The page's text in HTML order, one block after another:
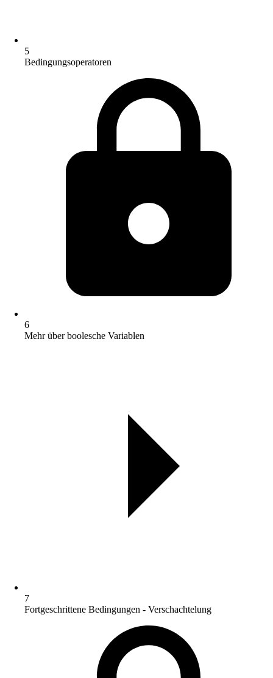
5
Bedingungsoperatoren
6
Mehr über boolesche Variablen
7
Fortgeschrittene Bedingungen - Verschachtelung